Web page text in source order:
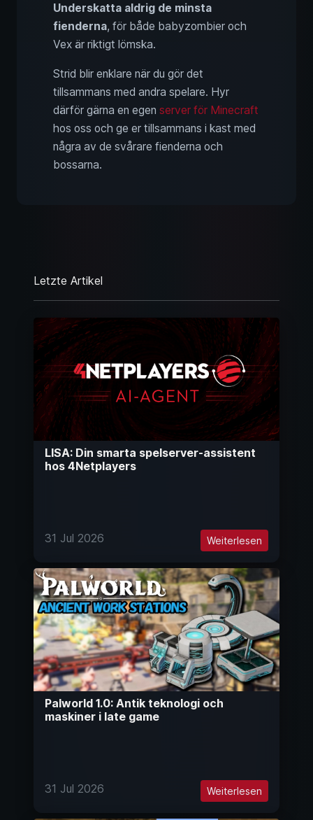
Underskatta aldrig de minsta
fienderna, för både babyzombier och
Vex är riktigt lömska.
Strid blir enklare när du gör det
tillsammans med andra spelare. Hyr
därför gärna en egen server för Minecraft
hos oss och ge er tillsammans i kast med
några av de svårare fienderna och
bossarna.
Letzte Artikel
LISA: Din smarta spelserver-assistent
hos 4Netplayers
31 Jul 2026 Weiterlesen
Palworld 1.0: Antik teknologi och
maskiner i late game
31 Jul 2026 Weiterlesen